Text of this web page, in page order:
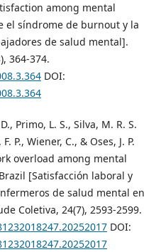
among mental
el síndrome de burnout y la
de salud mental].
364-374.
DOI:
Primo, L. S., Silva, M. R. S.
P., Wiener, C., & Oses, J. P.
overload among mental
[Satisfacción laboral y
de salud mental en
Coletiva, 24(7), 2593-2599.
DOI: